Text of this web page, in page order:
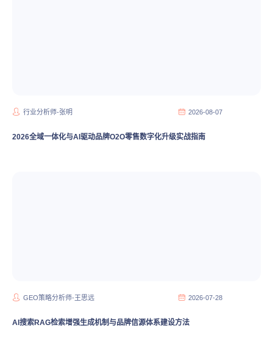
行业分析师-张明 2026-08-07
2026全域一体化与AI驱动品牌O2O零售数字化升级实战指南
GEO策略分析师-王思远 2026-07-28
AI搜索RAG检索增强生成机制与品牌信源体系建设方法